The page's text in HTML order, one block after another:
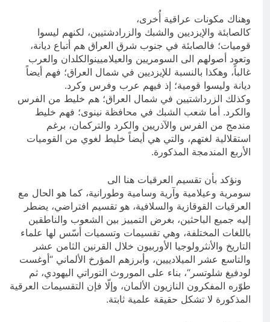
وهناك مكونات عراقية أُخرى،
كالصابئة والإيزديين والشبك والزرادشتيين، لكنهم ليسوا
قوميات؛ فالصابئة في جنوب شرق العراق هم أتباع ديانة،
وتعود أصولهم الى السومريين والعيلاميينوالكلدان والعرب
غالباً، وهكذا بالنسبة للإيزديين في شمال العراق؛ فهم أيضاً
ديانة وليسوا قومية؛ إذ فيهم عرب وفرس وكرد.
وكذلك الزرداشتيين في شمال العراق؛ هم خليط من الفرس
والكرد. أما شعب الشبك في محافظة نينوى؛ فهم خليط
مندمج من الفرس والآذريين والكرد والتركمان، برغم
استقلالية لغتهم، والتي هي أيضاً خليط لغوي من القوميات
الأربع المندمجة المذكورة.
ونؤكد بأن تقسيم العرقيات هنا الى
سومرية وعيلامية وآرية وسامية وطورانية، كما هو الحال مع
العرقيات القوقازية والسلافية، هو تقسيم افتراضي، يضطر
إليه جميع الباحثين، بغرض التمييز بين الشعوب والناطقين
باللغات المختلفة، وهي تقسيمات وتسميات أسّس لها علماء
التاريخ والأنثرولوجيا الأوربيون خلال القرنين الثامن عشر
والتاسع عشر الميلادييين، وأبرزهم المؤرخ الألماني “أوغست
لودفيغ شلوتسر“، بناء على الموروث التوراتي اليهودي، ثم
طوّره المفكرون النازيون الألمان، وإلّا فإن التقسيمات العرقية
المذكورة لا تشكل حقيقة علمية ثابتة.